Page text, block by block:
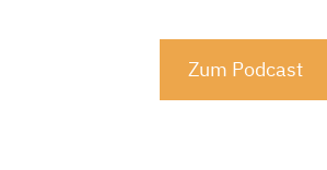
Zum Podcast